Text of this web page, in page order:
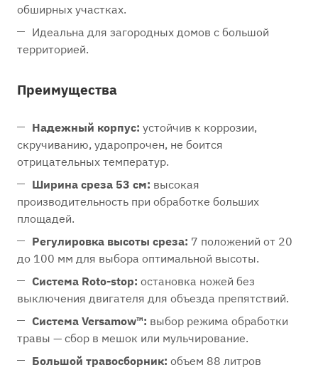
обширных участках.
Идеальна для загородных домов с большой
территорией.
Преимущества
Надежный корпус: устойчив к коррозии,
скручиванию, ударопрочен, не боится
отрицательных температур.
Ширина среза 53 см: высокая
производительность при обработке больших
площадей.
Регулировка высоты среза: 7 положений от 20
до 100 мм для выбора оптимальной высоты.
Система Roto-stop: остановка ножей без
выключения двигателя для объезда препятствий.
Система Versamow™: выбор режима обработки
травы — сбор в мешок или мульчирование.
Большой травосборник: объем 88 литров